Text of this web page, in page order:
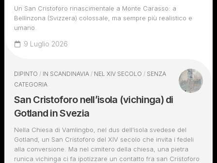
Un San Cristoforo rinascimentale a Monte Carasso: a
Bellinzona (Svizzera) colossale, ma sempre più realistico e
umano.
9 Luglio 2026
DIPINTO / IN SCANDINAVIA / NEL XIV SECOLO / SENZA
CATEGORIA
San Cristoforo nell’isola (vichinga) di
Gotland in Svezia
Nella Chiesa di Vamlingbo, nel dus dell’isola svedese del
Gotland, un San Cristoforo del XIV secolo che invita i fedeli
alla conversione. Ma nel cimitero della chiesa, una pietra
runica vichinga ci fa ipotizzare un contatto fra san Cristoforo